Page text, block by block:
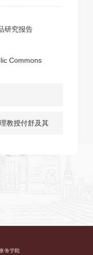
研究报告
Commons
教授付舒及其